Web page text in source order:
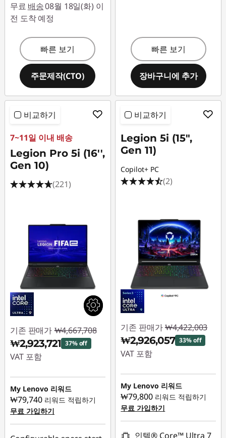
무료 배송08월 18일(화) 이
전 도착 예정
빠른 보기
주문제작(CTO)
빠른 보기
장바구니에 추가
비교하기
7~11일 이내 배송
Legion Pro 5i (16'',
Gen 10)
(221)
기존 판매가 ₩4,667,708
₩2,923,721 37% off
VAT 포함
즉시 할인: :-
₩1,743,987
My Lenovo 리워드
₩79,740 리워드 적립하기
무료 가입하기
비교하기
Legion 5i (15",
Gen 11)
Copilot+ PC
(2)
기존 판매가 ₩4,422,003
₩2,926,057 33% off
VAT 포함
즉시 할인: :-
₩1,495,946
My Lenovo 리워드
₩79,800 리워드 적립하기
무료 가입하기
인텔® Core™ Ultra 7